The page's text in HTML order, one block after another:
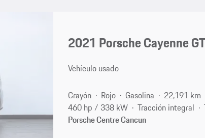
2021 Porsche Cayenne
Vehículo usado
Crayón Rojo Gasolina 22,191 km
460 hp / 338 kW
Tracción integral
Porsche Centre Cancun